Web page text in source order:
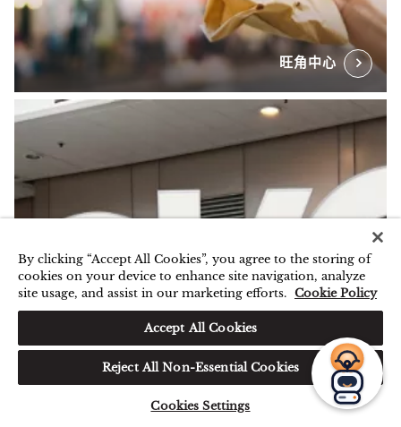
旺角中心
您好，我可以帮您预订房间或
解答您的任何疑问。
By clicking “Accept All Cookies”, you agree to the storing of
cookies on your device to enhance site navigation, analyze
site usage, and assist in our marketing efforts. Cookie Policy
Accept All Cookies
Reject All Non-Essential Cookies
Cookies Settings